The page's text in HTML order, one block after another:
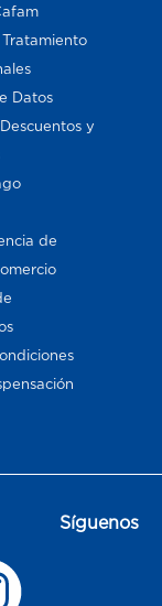
Datos
y
de
Síguenos